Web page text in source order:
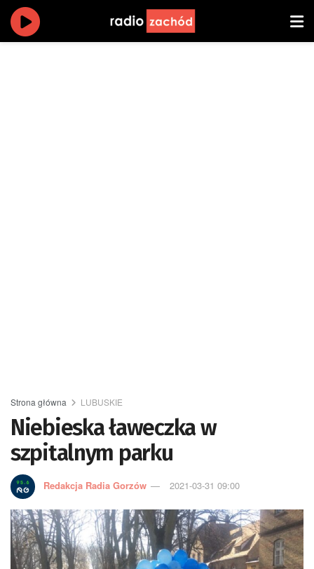
Strona główna LUBUSKIE
Niebieska ławeczka w
szpitalnym parku
Redakcja Radia Gorzów 2021-03-31 09:00